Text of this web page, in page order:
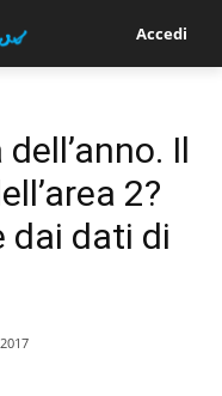
Accedi
dell’anno. Il
2?
dai dati di